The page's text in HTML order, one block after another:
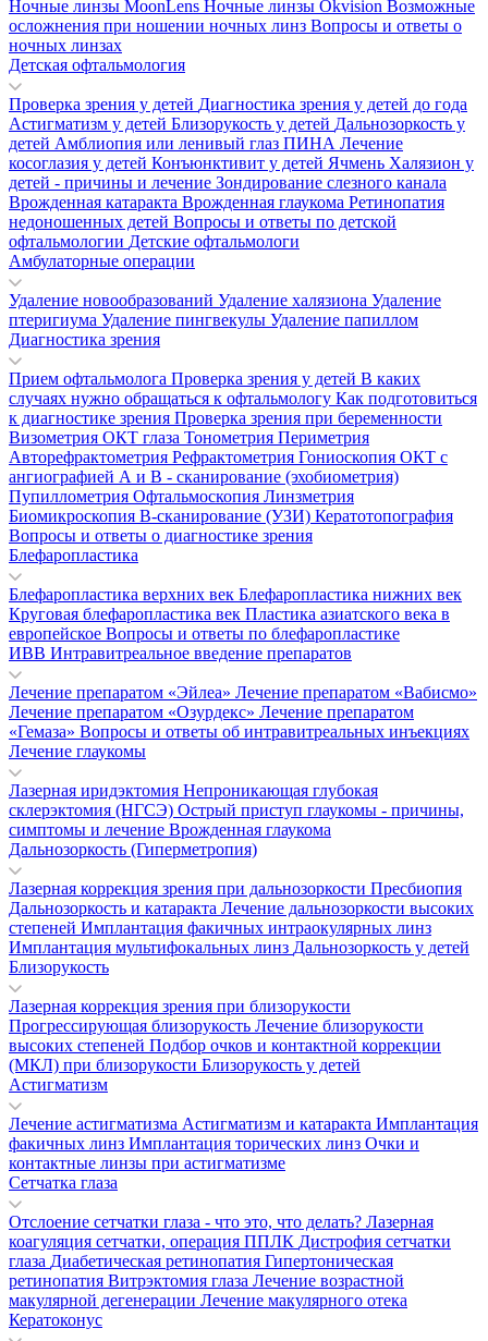
Ночные линзы MoonLens Ночные линзы Okvision Возможные
осложнения при ношении ночных линз Вопросы и ответы о
ночных линзах
Детская офтальмология
Проверка зрения у детей Диагностика зрения у детей до года
Астигматизм у детей Близорукость у детей Дальнозоркость у
детей Амблиопия или ленивый глаз ПИНА Лечение
косоглазия у детей Конъюнктивит у детей Ячмень Халязион у
детей - причины и лечение Зондирование слезного канала
Врожденная катаракта Врожденная глаукома Ретинопатия
недоношенных детей Вопросы и ответы по детской
офтальмологии Детские офтальмологи
Амбулаторные операции
Удаление новообразований Удаление халязиона Удаление
птеригиума Удаление пингвекулы Удаление папиллом
Диагностика зрения
Прием офтальмолога Проверка зрения у детей В каких
случаях нужно обращаться к офтальмологу Как подготовиться
к диагностике зрения Проверка зрения при беременности
Визометрия ОКТ глаза Тонометрия Периметрия
Авторефрактометрия Рефрактометрия Гониоскопия ОКТ с
ангиографией А и В - сканирование (эхобиометрия)
Пупиллометрия Офтальмоскопия Линзметрия
Биомикроскопия В-сканирование (УЗИ) Кератотопография
Вопросы и ответы о диагностике зрения
Блефаропластика
Блефаропластика верхних век Блефаропластика нижних век
Круговая блефаропластика век Пластика азиатского века в
европейское Вопросы и ответы по блефаропластике
ИВВ Интравитреальное введение препаратов
Лечение препаратом «Эйлеа» Лечение препаратом «Вабисмо»
Лечение препаратом «Озурдекс» Лечение препаратом
«Гемаза» Вопросы и ответы об интравитреальных инъекциях
Лечение глаукомы
Лазерная иридэктомия Непроникающая глубокая
склерэктомия (НГСЭ) Острый приступ глаукомы - причины,
симптомы и лечение Врожденная глаукома
Дальнозоркость (Гиперметропия)
Лазерная коррекция зрения при дальнозоркости Пресбиопия
Дальнозоркость и катаракта Лечение дальнозоркости высоких
степеней Имплантация факичных интраокулярных линз
Имплантация мультифокальных линз Дальнозоркость у детей
Близорукость
Лазерная коррекция зрения при близорукости
Прогрессирующая близорукость Лечение близорукости
высоких степеней Подбор очков и контактной коррекции
(МКЛ) при близорукости Близорукость у детей
Астигматизм
Лечение астигматизма Астигматизм и катаракта Имплантация
факичных линз Имплантация торических линз Очки и
контактные линзы при астигматизме
Сетчатка глаза
Отслоение сетчатки глаза - что это, что делать? Лазерная
коагуляция сетчатки, операция ППЛК Дистрофия сетчатки
глаза Диабетическая ретинопатия Гипертоническая
ретинопатия Витрэктомия глаза Лечение возрастной
макулярной дегенерации Лечение макулярного отека
Кератоконус